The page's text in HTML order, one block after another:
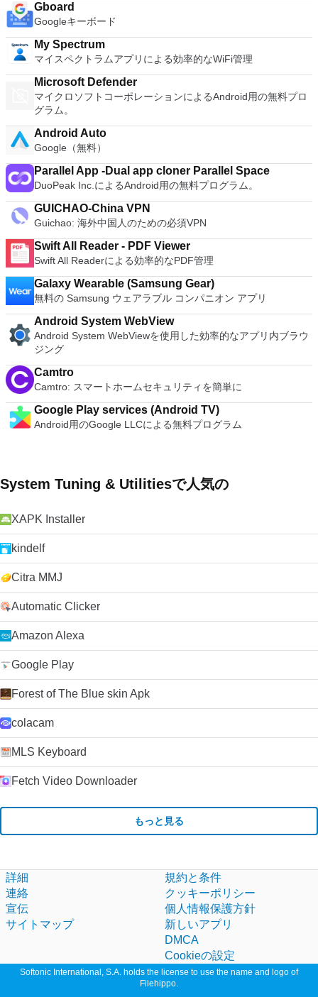
Gboard
Googleキーボード
My Spectrum
マイスペクトラムアプリによる効率的なWiFi管理
Microsoft Defender
マイクロソフトコーポレーションによるAndroid用の無料プロ
グラム。
Android Auto
Google（無料）
Parallel App -Dual app cloner Parallel Space
DuoPeak Inc.によるAndroid用の無料プログラム。
GUICHAO-China VPN
Guichao: 海外中国人のための必須VPN
Swift All Reader - PDF Viewer
Swift All Readerによる効率的なPDF管理
Galaxy Wearable (Samsung Gear)
無料の Samsung ウェアラブル コンパニオン アプリ
Android System WebView
Android System WebViewを使用した効率的なアプリ内ブラウ
ジング
Camtro
Camtro: スマートホームセキュリティを簡単に
Google Play services (Android TV)
Android用のGoogle LLCによる無料プログラム
System Tuning & Utilitiesで人気の
XAPK Installer
kindelf
Citra MMJ
Automatic Clicker
Amazon Alexa
Google Play
Forest of The Blue skin Apk
colacam
MLS Keyboard
Fetch Video Downloader
もっと見る
詳細
連絡
宣伝
サイトマップ
規約と条件
クッキーポリシー
個人情報保護方針
新しいアプリ
DMCA
Cookieの設定
Softonic International, S.A. holds the license to use the name and logo of
Filehippo.